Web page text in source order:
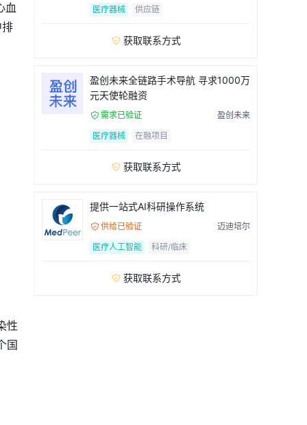
血
性
国
医疗器械
供应链
 获取联系方式
盈创未来全链路手术导航 寻求1000万
元天使轮融资
 需求已验证
盈创未来
医疗器械
在融项目
 获取联系方式
提供一站式AI科研操作系统
 供给已验证
迈迪培尔
医疗人工智能
科研/临床
 获取联系方式